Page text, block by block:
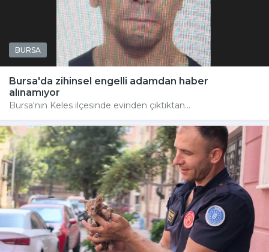
BURSA
Bursa'da zihinsel engelli adamdan haber
alınamıyor
Bursa'nın Keles ilçesinde evinden çıktıktan...